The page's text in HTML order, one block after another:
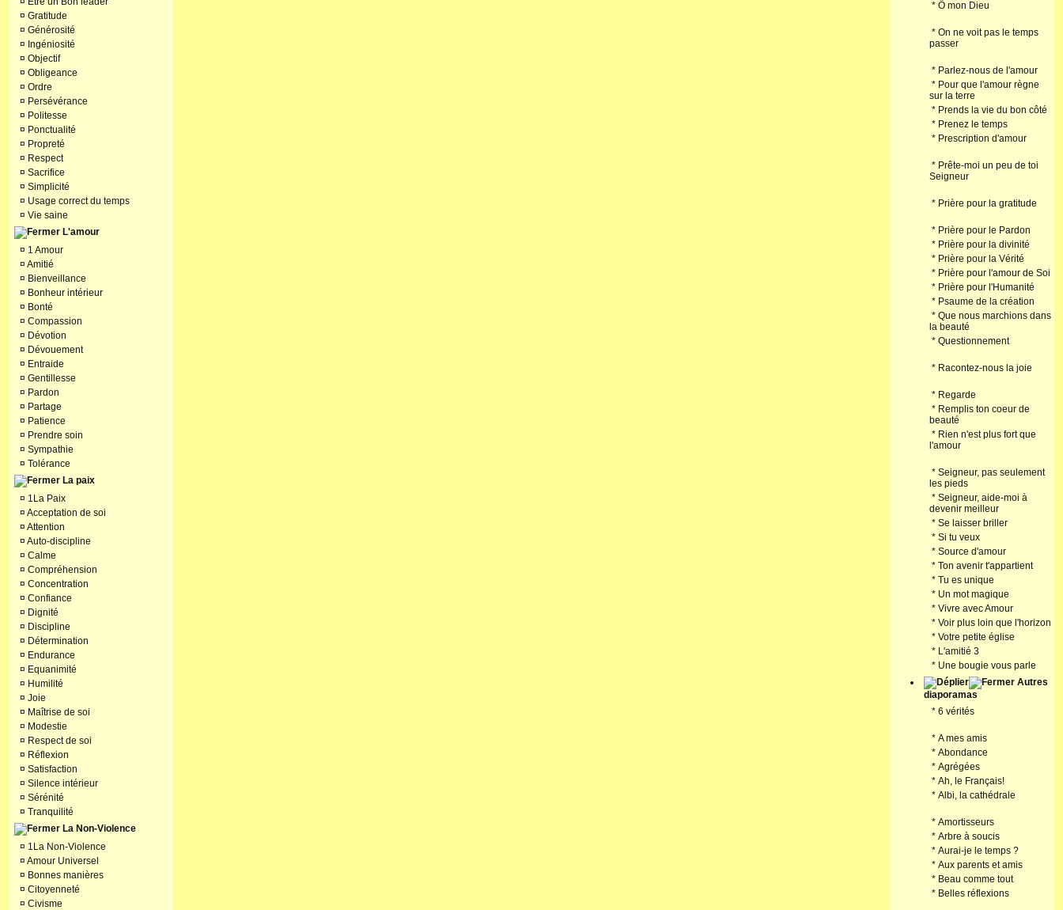
¤ Gratitude
¤ Générosité
¤ Ingéniosité
¤ Objectif
¤ Obligeance
¤ Ordre
¤ Persévérance
¤ Politesse
¤ Ponctualité
¤ Propreté
¤ Respect
¤ Sacrifice
¤ Simplicité
¤ Usage correct du temps
¤ Vie saine
L'amour
¤ 1 Amour
¤ Amitié
¤ Bienveillance
¤ Bonheur intérieur
¤ Bonté
¤ Compassion
¤ Dévotion
¤ Dévouement
¤ Entraide
¤ Gentillesse
¤ Pardon
¤ Partage
¤ Patience
¤ Prendre soin
¤ Sympathie
¤ Tolérance
La paix
¤ 1La Paix
¤ Acceptation de soi
¤ Attention
¤ Auto-discipline
¤ Calme
¤ Compréhension
¤ Concentration
¤ Confiance
¤ Dignité
¤ Discipline
¤ Détermination
¤ Endurance
¤ Equanimité
¤ Humilité
¤ Joie
¤ Maîtrise de soi
¤ Modestie
¤ Respect de soi
¤ Réflexion
¤ Satisfaction
¤ Silence intérieur
¤ Sérénité
¤ Tranquilité
La Non-Violence
¤ 1La Non-Violence
¤ Amour Universel
¤ Bonnes manières
¤ Citoyenneté
¤ Civisme
* Ô mon Dieu
* On ne voit pas le temps
passer
* Parlez-nous de l'amour
* Pour que l'amour règne
sur la terre
* Prends la vie du bon côté
* Prenez le temps
* Prescription d'amour
* Prête-moi un peu de toi
Seigneur
* Prière pour la gratitude
* Prière pour le Pardon
* Prière pour la divinité
* Prière pour la Vérité
* Prière pour l'amour de Soi
* Prière pour l'Humanité
* Psaume de la création
* Que nous marchions dans
la beauté
* Questionnement
* Racontez-nous la joie
* Regarde
* Remplis ton coeur de
beauté
* Rien n'est plus fort que
l'amour
* Seigneur, pas seulement
les pieds
* Seigneur, aide-moi à
devenir meilleur
* Se laisser briller
* Si tu veux
* Source d'amour
* Ton avenir t'appartient
* Tu es unique
* Un mot magique
* Vivre avec Amour
* Voir plus loin que l'horizon
* Votre petite église
* L'amitié 3
* Une bougie vous parle
Autres
diaporamas
* 6 vérités
* A mes amis
* Abondance
* Agrégées
* Ah, le Français!
* Albi, la cathédrale
* Amortisseurs
* Arbre à soucis
* Aurai-je le temps ?
* Aux parents et amis
* Beau comme tout
* Belles réflexions